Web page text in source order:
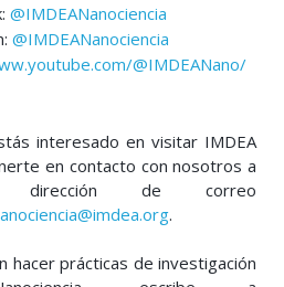
@IMDEANanociencia
@IMDEANanociencia
@IMDEANano/
interesado en visitar IMDEA
en contacto con nosotros a
de correo
.
prácticas de investigación